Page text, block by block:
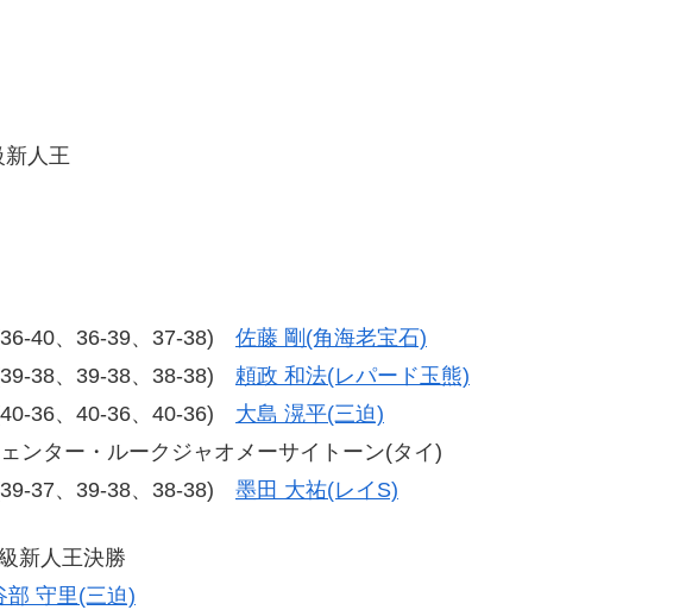
新人王
40、36-39、37-38) 佐藤 剛(角海老宝石)
38、39-38、38-38) 頼政 和法(レパード玉熊)
36、40-36、40-36) 大島 滉平(三迫)
ター・ルークジャオメーサイトーン(タイ)
37、39-38、38-38) 墨田 大祐(レイS)
新人王決勝
部 守里(三迫)